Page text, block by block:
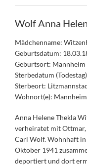
Wolf Anna
Mädchenname:
Geburtsdatum:
Geburtsort: Mannheim
Sterbedatum
Sterbeort:
Wohnort(e):
Anna Helene Thekla
verheiratet mit Ottmar,
Carl Wolf. Wohnhaft
Oktober 1941
deportiert und dort